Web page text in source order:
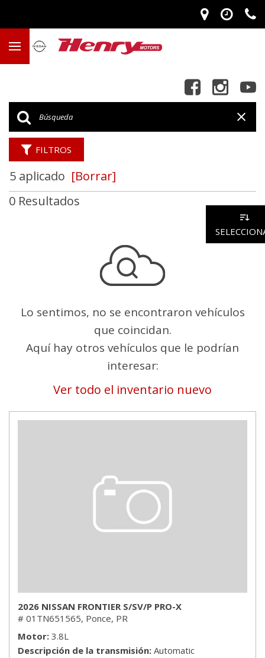
FILTROS
5 aplicado [Borrar]
0 Resultados
Lo sentimos, no se encontraron vehículos
que coincidan.
Aquí hay otros vehículos que le podrían
interesar:
Ver todo el inventario nuevo
2026 NISSAN FRONTIER S/SV/P PRO-X
# 01TN651565, Ponce, PR
Motor 3.8L
Descripción de la transmisión Automatic